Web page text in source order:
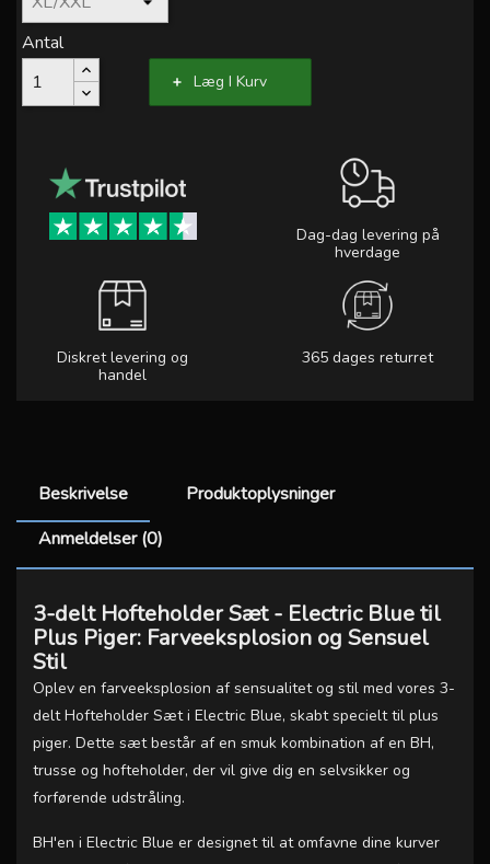
Antal
Læg I Kurv
Dag-dag levering på
hverdage
Diskret levering og
handel
365 dages returret
Beskrivelse
Produktoplysninger
Anmeldelser (0)
3-delt Hofteholder Sæt - Electric Blue til
Plus Piger: Farveeksplosion og Sensuel
Stil
Oplev en farveeksplosion af sensualitet og stil med vores 3-
delt Hofteholder Sæt i Electric Blue, skabt specielt til plus
piger. Dette sæt består af en smuk kombination af en BH,
trusse og hofteholder, der vil give dig en selvsikker og
forførende udstråling.
BH'en i Electric Blue er designet til at omfavne dine kurver